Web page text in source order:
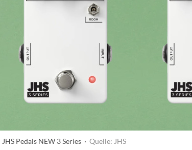
JHS Pedals NEW 3 Series · Quelle: JHS